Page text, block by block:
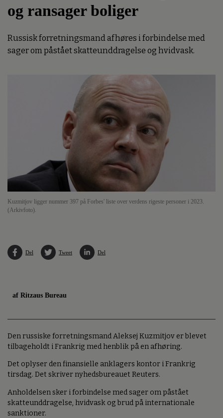
og ransager boliger
Russisk forretningsmand afhøres i forbindelse med
sager om påstået skatteunddragelse og hvidvask.
Kuzmitjov ligger nummer 397 på Forbes' liste over verdens rigeste personer i 2023.
(Arkivfoto).
Del Tweet Del
af Ritzaus Bureau
Den russiske forretningsmand Aleksej Kuzmitjov er blevet
tilbageholdt i Frankrig med henblik på en afhøring.
Det oplyser den finansielle anklagers kontor i Frankrig
tirsdag. Det skriver nyhedsbureauet Reuters.
Anholdelsen sker i forbindelse med sager om påstået
skatteunddragelse, hvidvask og brud på internationale
sanktioner.